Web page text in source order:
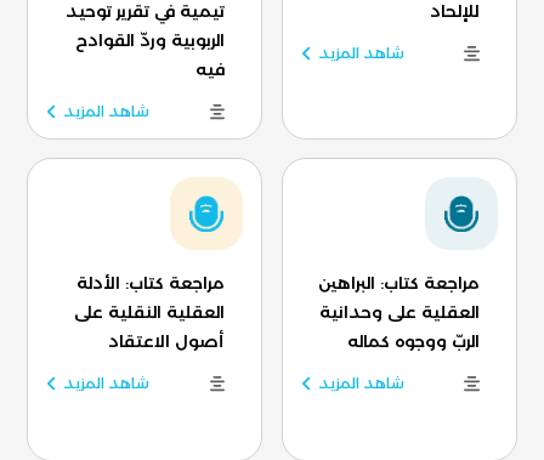
للإلحاد
شاهد المزيد
تيمية في تقرير توحيد
الربوبية وردّ القوادح
فيه
شاهد المزيد
مراجعة كتاب: البراهين
العقلية على وحدانية
الربّ ووجوه كماله
شاهد المزيد
مراجعة كتاب: الأدلة
العقلية النقلية على
أصول الاعتقاد
شاهد المزيد